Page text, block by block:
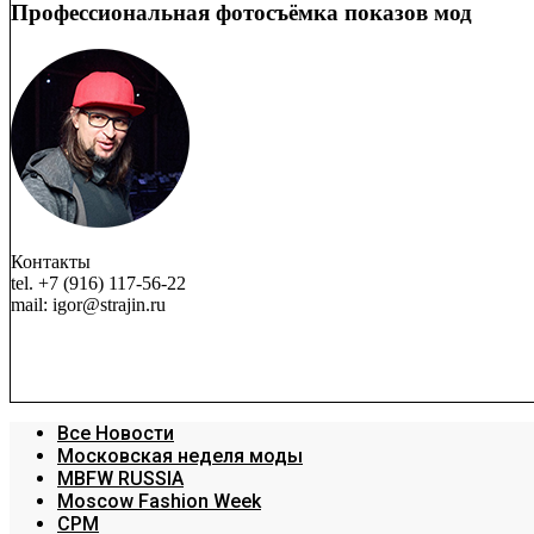
Профессиональная фотосъёмка показов мод
Контакты
tel. +7 (916) 117-56-22
mail: igor@strajin.ru
Все Новости
Московская неделя моды
MBFW RUSSIA
Moscow Fashion Week
CPM